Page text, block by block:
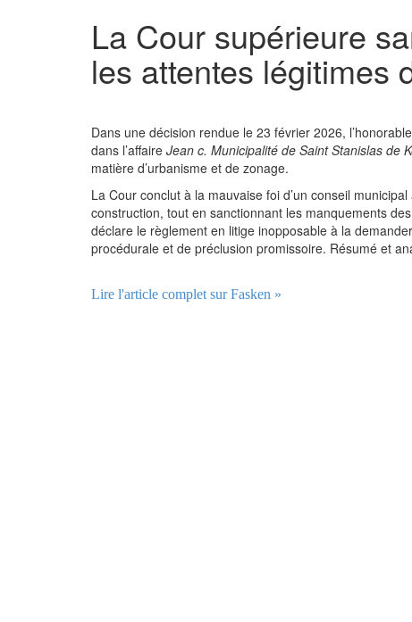
La Cour supérieure
les attentes légitimes
Dans une décision rendue le 23 février 2026,
dans l’affaire Jean c. Municipalité de Saint Stanislas de
matière d’urbanisme et de zonage.
La Cour conclut à la mauvaise foi d’un conseil
construction, tout en sanctionnant les manquements
déclare le règlement en litige inopposable à la
procédurale et de préclusion promissoire. Résumé et
Lire l'article complet sur Fasken »